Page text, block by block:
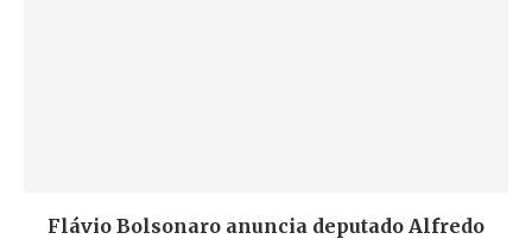
Flávio Bolsonaro anuncia deputado Alfredo